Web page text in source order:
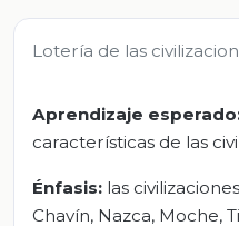
Lotería de las
Aprendizaje
características de las
Énfasis: las
Chavín, Nazca, Moche,